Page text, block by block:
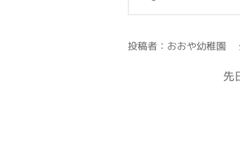
投稿者：おおや幼稚園
先